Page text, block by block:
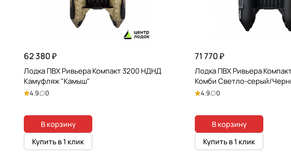
62 380 ₽
Лодка ПВХ Ривьера Компакт 3200 НДНД
Камуфляж "Камыш"
4.9 0
В корзину
Купить в 1 клик
71 770 ₽
Лодка ПВХ Ривьера
Комби Светло-серый/
4.9 0
В корзину
Купить в 1 клик